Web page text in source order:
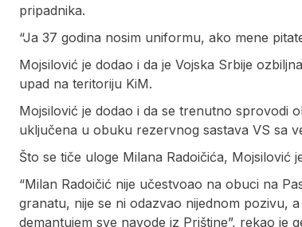
pripadnika.
“Ja 37 godina nosim uniformu, ako mene
Mojsilović je dodao i da je Vojska Srbije
upad na teritoriju KiM.
Mojsilović je dodao i da se trenutno sprovodi
uključena u obuku rezervnog sastava VS sa
Što se tiče uloge Milana Radoičića, Mojsilović
“Milan Radoičić nije učestvoao na obuci na
granatu, nije se ni odazvao nijednom pozivu,
demantujem sve navode iz Prištine”, rekao je